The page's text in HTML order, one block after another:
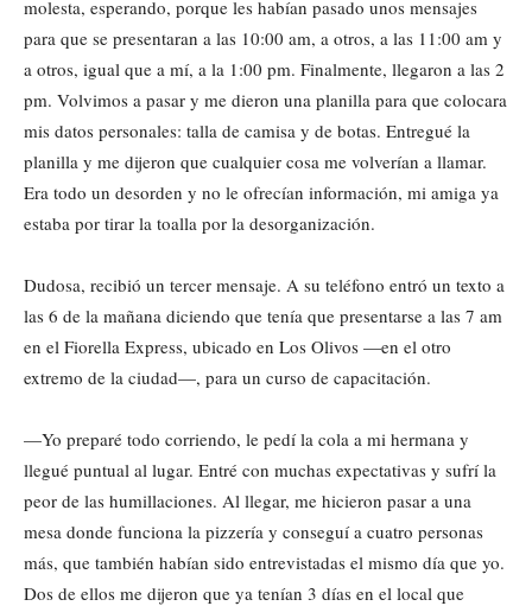
molesta, esperando, porque les habían pasado unos mensajes
para que se presentaran a las 10:00 am, a otros, a las 11:00 am y
a otros, igual que a mí, a la 1:00 pm. Finalmente, llegaron a las 2
pm. Volvimos a pasar y me dieron una planilla para que colocara
mis datos personales: talla de camisa y de botas. Entregué la
planilla y me dijeron que cualquier cosa me volverían a llamar.
Era todo un desorden y no le ofrecían información, mi amiga ya
estaba por tirar la toalla por la desorganización.
Dudosa, recibió un tercer mensaje. A su teléfono entró un texto a
las 6 de la mañana diciendo que tenía que presentarse a las 7 am
en el Fiorella Express, ubicado en Los Olivos —en el otro
extremo de la ciudad—, para un curso de capacitación.
—Yo preparé todo corriendo, le pedí la cola a mi hermana y
llegué puntual al lugar. Entré con muchas expectativas y sufrí la
peor de las humillaciones. Al llegar, me hicieron pasar a una
mesa donde funciona la pizzería y conseguí a cuatro personas
más, que también habían sido entrevistadas el mismo día que yo.
Dos de ellos me dijeron que ya tenían 3 días en el local que